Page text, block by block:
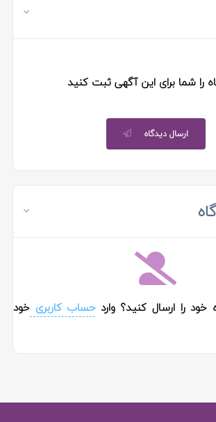
را شما برای این آگهی ثبت کنید
ارسال دیدگاه
را ارسال کنید؟ واردحساب کاربریخود